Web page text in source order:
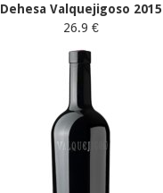
Dehesa Valquejigoso 2015
26.9 €